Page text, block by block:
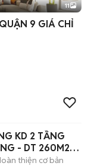
+2
11
9 GIÁ CHỈ
KD 2 TẦNG
- DT 260M2
thiện cơ bản